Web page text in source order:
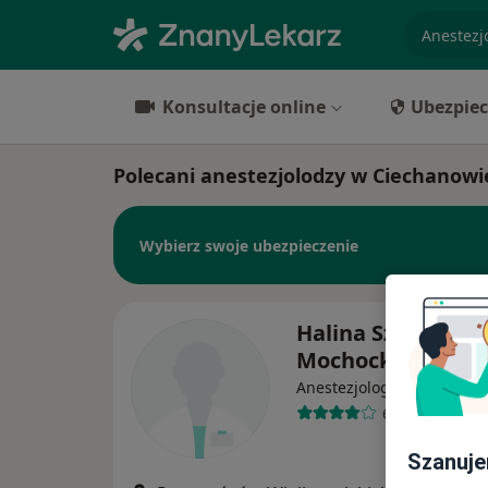
Konsultacje online
Polecani anestezjolodzy w
Wybierz swoje ubezpieczenie
Halina Szczech-
Mochocka
Anestezjolog, Radiolog
6 opinii